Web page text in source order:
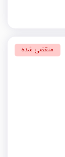
منقضی شده